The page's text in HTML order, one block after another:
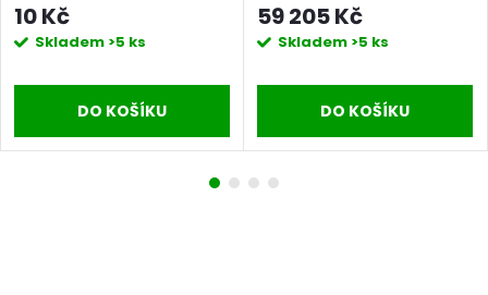
10 Kč
Skladem >5 ks
DO KOŠÍKU
59 205 Kč
Skladem >5 ks
DO KOŠÍKU